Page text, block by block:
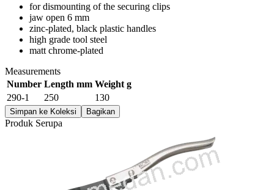
for dismounting of the securing clips
jaw open 6 mm
zinc-plated, black plastic handles
high grade tool steel
matt chrome-plated
Measurements
Number Length mm Weight g
290-1
250 130
Simpan ke Koleksi Bagikan
Produk Serupa